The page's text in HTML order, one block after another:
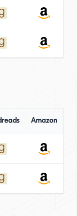
Amazon